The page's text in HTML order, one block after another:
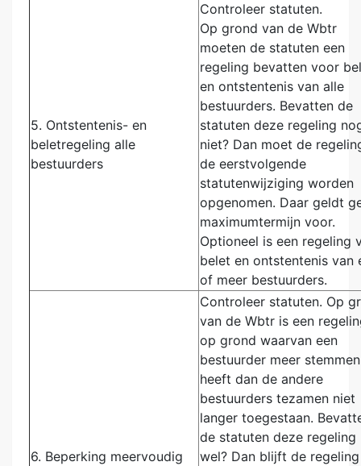
5. Ontstentenis- en
beletregeling alle
bestuurders
Controleer statuten.
Op grond van de Wbtr
moeten de statuten een
regeling bevatten voor
en ontstentenis van alle
bestuurders. Bevatten de
statuten deze regeling
niet? Dan moet de
de eerstvolgende
statutenwijziging worden
opgenomen. Daar geldt
maximumtermijn voor.
Optioneel is een regeling
belet en ontstentenis van
of meer bestuurders.
6. Beperking meervoudig
Controleer statuten. Op
van de Wbtr is een
op grond waarvan een
bestuurder meer stemmen
heeft dan de andere
bestuurders tezamen niet
langer toegestaan.
de statuten deze regeling
wel? Dan blijft de regeling